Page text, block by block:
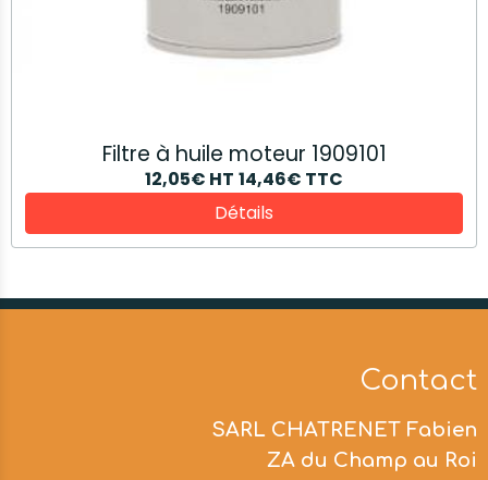
Filtre à huile moteur 1909101
12,05€ HT 14,46€ TTC
Détails
Contact
SARL CHATRENET Fabien
ZA du Champ au Roi